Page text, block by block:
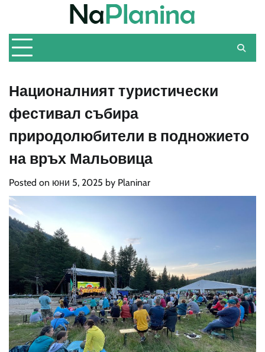
content
Националният туристически
фестивал събира
природолюбители в подножието
на връх Мальовица
Posted on юни 5, 2025 by Planinar